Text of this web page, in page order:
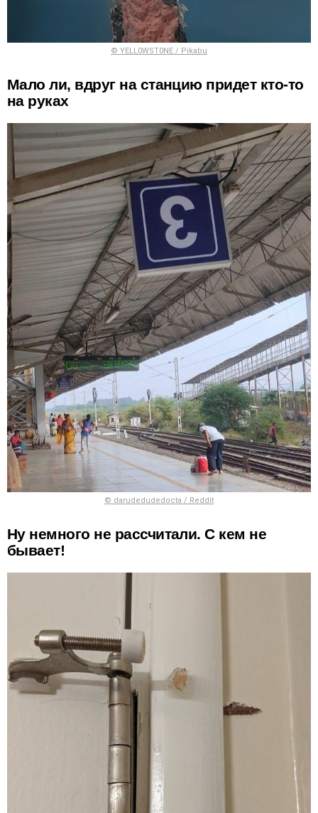
© YELL0WST0NE / Pikabu
Мало ли, вдруг на станцию придет кто-то
на руках
© darudedudedocta / Reddit
Ну немного не рассчитали. С кем не
бывает!